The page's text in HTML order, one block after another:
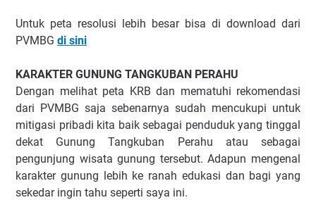
Untuk peta resolusi lebih besar bisa di download dari
PVMBG di sini
KARAKTER GUNUNG TANGKUBAN PERAHU
Dengan melihat peta KRB dan mematuhi rekomendasi
dari PVMBG saja sebenarnya sudah mencukupi untuk
mitigasi pribadi kita baik sebagai penduduk yang tinggal
dekat Gunung Tangkuban Perahu atau sebagai
pengunjung wisata gunung tersebut. Adapun mengenal
karakter gunung lebih ke ranah edukasi dan bagi yang
sekedar ingin tahu seperti saya ini.